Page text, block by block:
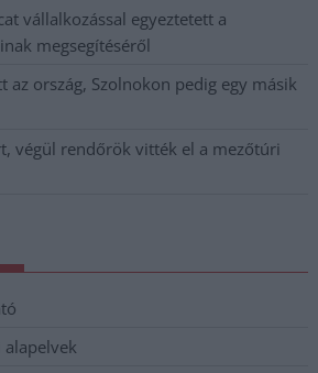
vállalkozással egyeztetett a
megsegítéséről
ország, Szolnokon pedig egy másik
végül rendőrök vitték el a mezőtúri
alapelvek